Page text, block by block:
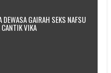
DEWASA GAIRAH SEKS NAFSU
CANTIK VIKA